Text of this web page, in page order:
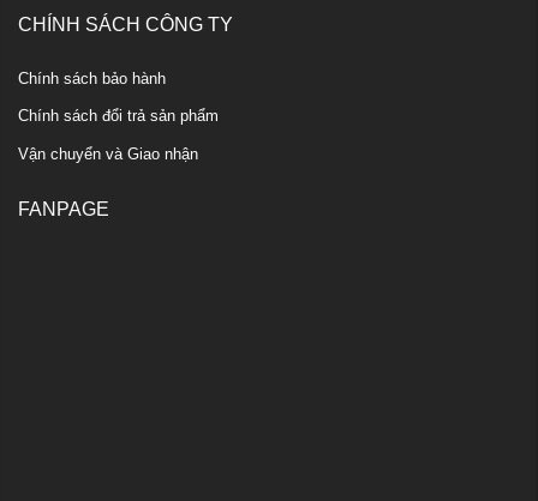
CHÍNH SÁCH CÔNG TY
Chính sách bảo hành
Chính sách đổi trả sản phẩm
Vận chuyển và Giao nhận
FANPAGE